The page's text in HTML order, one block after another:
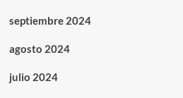
septiembre 2024
agosto 2024
julio 2024